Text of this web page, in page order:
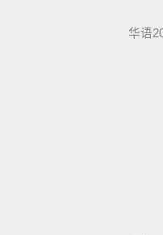
华语